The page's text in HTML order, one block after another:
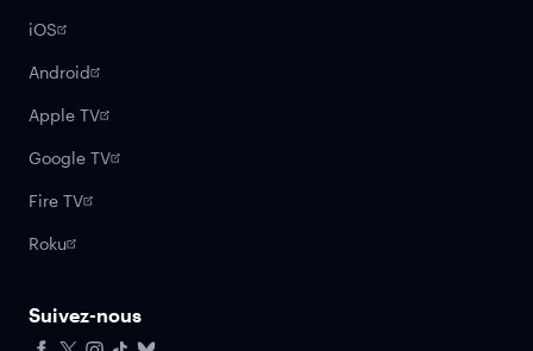
iOS
Android
Apple TV
Google TV
Fire TV
Roku
Suivez-nous